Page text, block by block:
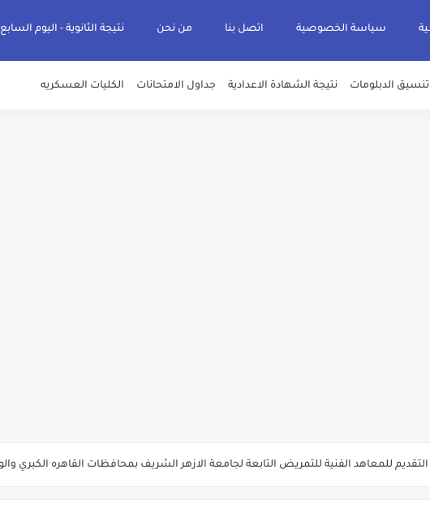
سياسة الخصوصية اتصل بنا من نحن نتيجة الثانوية - اليوم السابع
تنسيق الدبلومات نتيجة الشهادة الاعدادية جداول الامتحانات الكليات العسكريه
الإثنين.. و«أولى تنسيق» الثلاثاء مؤشرات انخفاض الحد الأدنى للقطاع الطبي 1% - باستثناء «البشرى»